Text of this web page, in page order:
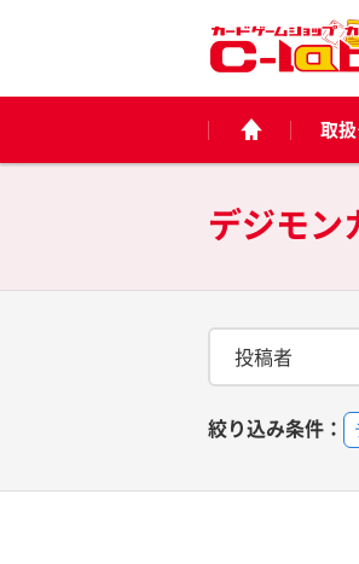
取
デジモン
投稿者
絞り込み条件：